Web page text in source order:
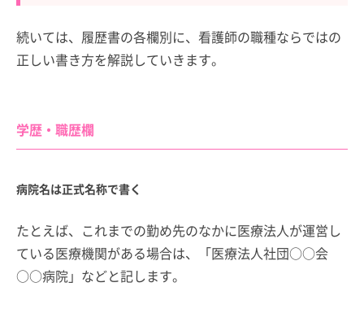
続いては、履歴書の各欄別に、看護師の職種ならではの
正しい書き方を解説していきます。
学歴・職歴欄
病院名は正式名称で書く
たとえば、これまでの勤め先のなかに医療法人が運営し
ている医療機関がある場合は、「医療法人社団○○会
○○病院」などと記します。